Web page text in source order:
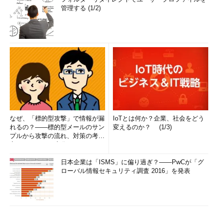
管理する (1/2)
なぜ、「標的型攻撃」で情報が漏
れるの？――標的型メールのサン
プルから攻撃の流れ、対策の考え
IoTとは何か？企業、社会をどう
変えるのか？ (1/3)
日本企業は「ISMS」に偏り過ぎ？――PwCが「グ
ローバル情報セキュリティ調査 2016」を発表